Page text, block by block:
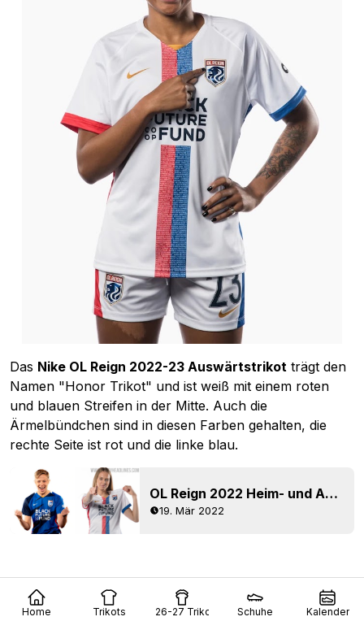
Home Trikots 26-27 Trikots Schuhe Kalender
Das Nike OL Reign 2022-23 Auswärtstrikot trägt den
Namen "Honor Trikot" und ist weiß mit einem roten
und blauen Streifen in der Mitte. Auch die
Ärmelbündchen sind in diesen Farben gehalten, die
rechte Seite ist rot und die linke blau.
OL Reign 2022 Heim- und Auswärtstrikots veröffentlicht
19. Mär 2022